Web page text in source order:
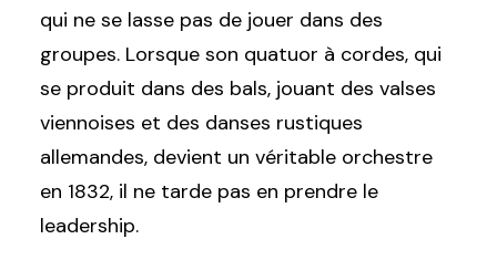
qui ne se lasse pas de jouer dans des
groupes. Lorsque son quatuor à cordes, qui
se produit dans des bals, jouant des valses
viennoises et des danses rustiques
allemandes, devient un véritable orchestre
en 1832, il ne tarde pas en prendre le
leadership.